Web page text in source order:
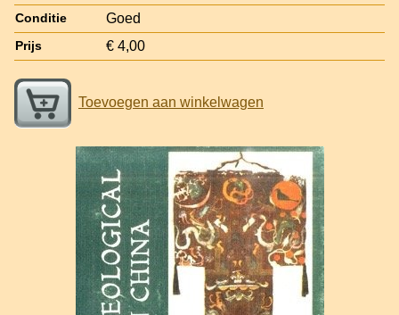
Conditie Goed
Prijs € 4,00
Toevoegen aan winkelwagen